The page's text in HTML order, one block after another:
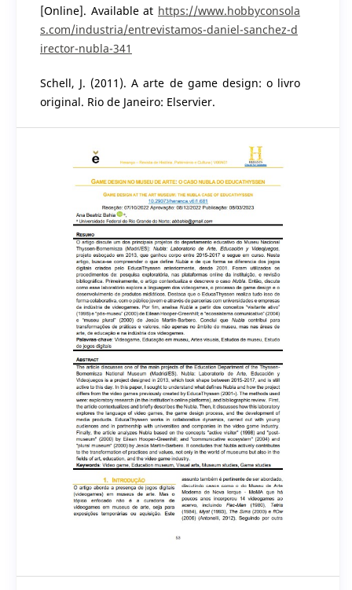
[Online]. Available at https://www.hobbyconsola
s.com/industria/entrevistamos-daniel-sanchez-d
irector-nubla-341
Schell, J. (2011). A arte de game design: o livro
original. Rio de Janeiro: Elservier.